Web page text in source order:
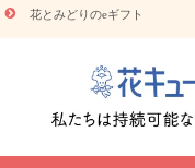
やみ・10000円～
花キューピッ
彩心理学」で選ぶ方法
転職祝いのマナー基
バイス
スタンド花（フ
花とみどりのeギフト